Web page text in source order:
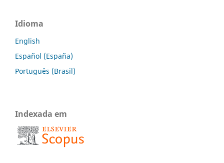
Idioma
English
Español (España)
Português (Brasil)
Indexada em